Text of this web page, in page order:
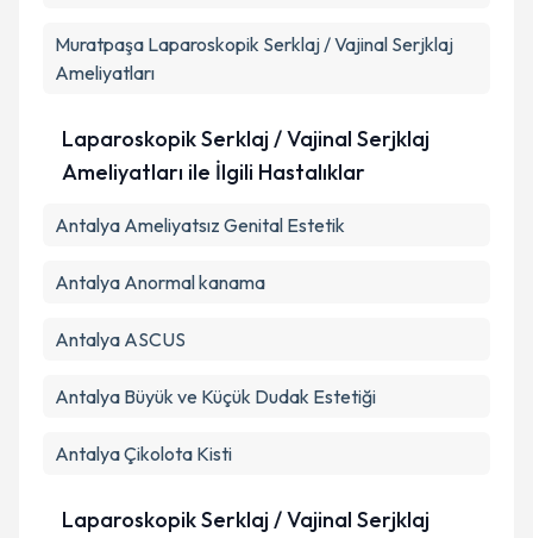
Muratpaşa Laparoskopik Serklaj / Vajinal Serjklaj
Ameliyatları
Laparoskopik Serklaj / Vajinal Serjklaj
Ameliyatları ile İlgili Hastalıklar
Antalya Ameliyatsız Genital Estetik
Antalya Anormal kanama
Antalya ASCUS
Antalya Büyük ve Küçük Dudak Estetiği
Antalya Çikolota Kisti
Laparoskopik Serklaj / Vajinal Serjklaj